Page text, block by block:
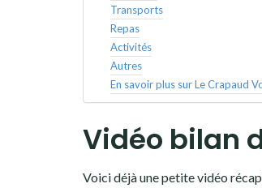
Transports
Repas
Activités
Autres
En savoir plus sur Le Crapaud
Vidéo bilan
Voici déjà une petite vidéo